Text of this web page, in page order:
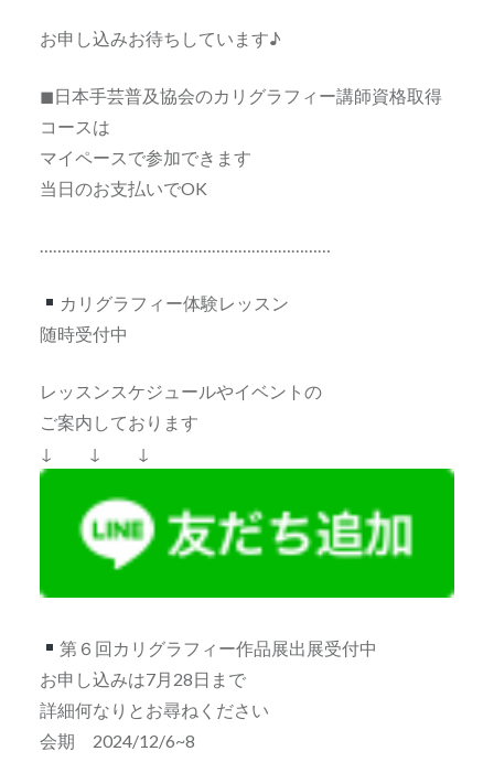
お申し込みお待ちしています♪
◼日本手芸普及協会のカリグラフィー講師資格取得
コースは
マイペースで参加できます
当日のお支払いでOK
…………………………………………………………
カリグラフィー体験レッスン
随時受付中
レッスンスケジュールやイベントの
ご案内しております
↓ ↓ ↓
第６回カリグラフィー作品展出展受付中
お申し込みは7月28日まで
詳細何なりとお尋ねください
会期 2024/12/6~8